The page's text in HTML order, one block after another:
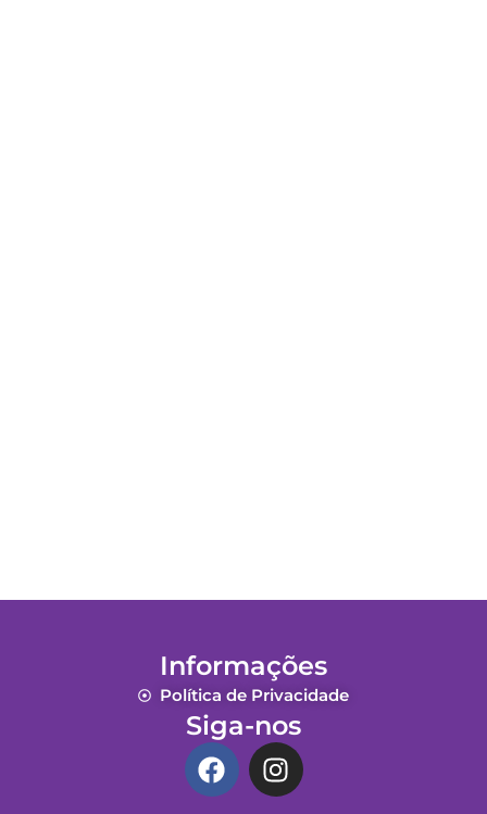
Informações
Política de Privacidade
Siga-nos
F
a
I
n